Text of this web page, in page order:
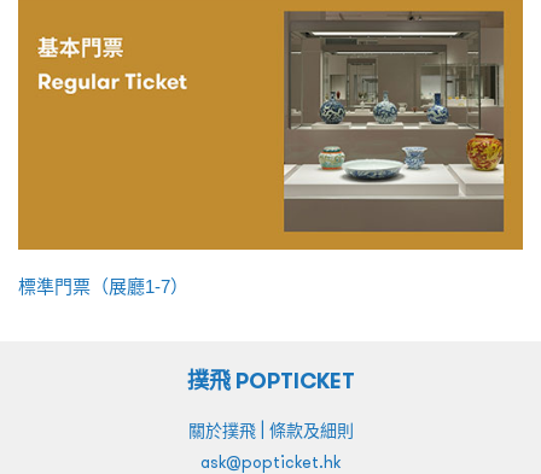
標準門票（展廳1-7）
撲飛 POPTICKET
關於撲飛| 條款及細則
ask@popticket.hk